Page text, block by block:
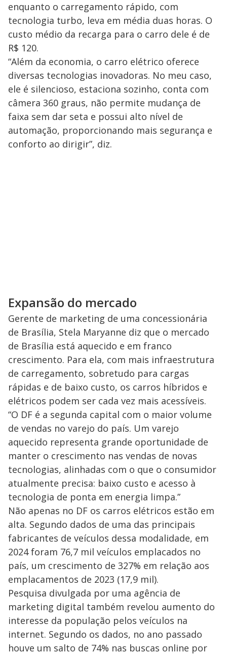
enquanto o carregamento rápido, com
tecnologia turbo, leva em média duas horas. O
custo médio da recarga para o carro dele é de
R$ 120.
“Além da economia, o carro elétrico oferece
diversas tecnologias inovadoras. No meu caso,
ele é silencioso, estaciona sozinho, conta com
câmera 360 graus, não permite mudança de
faixa sem dar seta e possui alto nível de
automação, proporcionando mais segurança e
conforto ao dirigir”, diz.
Expansão do mercado
Gerente de marketing de uma concessionária
de Brasília, Stela Maryanne diz que o mercado
de Brasília está aquecido e em franco
crescimento. Para ela, com mais infraestrutura
de carregamento, sobretudo para cargas
rápidas e de baixo custo, os carros híbridos e
elétricos podem ser cada vez mais acessíveis.
“O DF é a segunda capital com o maior volume
de vendas no varejo do país. Um varejo
aquecido representa grande oportunidade de
manter o crescimento nas vendas de novas
tecnologias, alinhadas com o que o consumidor
atualmente precisa: baixo custo e acesso à
tecnologia de ponta em energia limpa.”
Não apenas no DF os carros elétricos estão em
alta. Segundo dados de uma das principais
fabricantes de veículos dessa modalidade, em
2024 foram 76,7 mil veículos emplacados no
país, um crescimento de 327% em relação aos
emplacamentos de 2023 (17,9 mil).
Pesquisa divulgada por uma agência de
marketing digital também revelou aumento do
interesse da população pelos veículos na
internet. Segundo os dados, no ano passado
houve um salto de 74% nas buscas online por